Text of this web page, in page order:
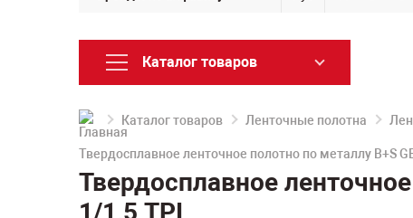
Каталог товаров
Каталог товаров Ленточные полотна
Твердосплавное ленточное полотно по металлу B+S
Твердосплавное